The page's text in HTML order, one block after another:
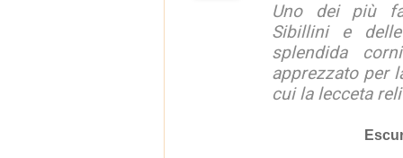
Uno dei più
Sibillini e
splendida
apprezzato per
cui la lecceta